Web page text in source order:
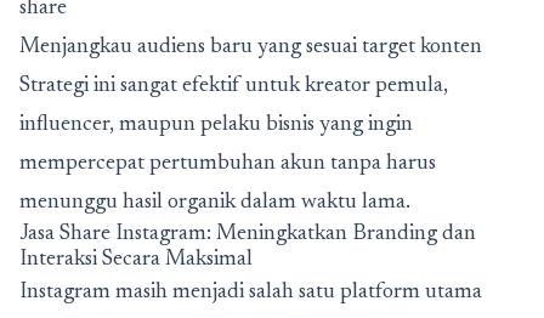
share
Menjangkau audiens baru yang sesuai target konten
Strategi ini sangat efektif untuk kreator pemula,
influencer, maupun pelaku bisnis yang ingin
mempercepat pertumbuhan akun tanpa harus
menunggu hasil organik dalam waktu lama.
Jasa Share Instagram: Meningkatkan Branding dan
Interaksi Secara Maksimal
Instagram masih menjadi salah satu platform utama